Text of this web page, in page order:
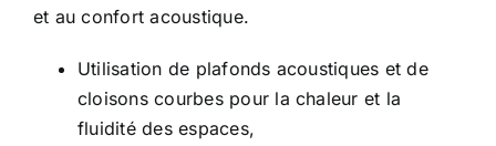
et au confort acoustique.
Utilisation de plafonds acoustiques et de
cloisons courbes pour la chaleur et la
fluidité des espaces,